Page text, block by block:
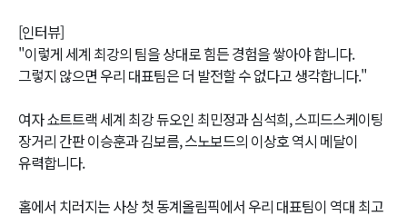
[인터뷰]
"이렇게 세계 최강의 팀을 상대로 힘든 경험을 쌓아야 합니다.
그렇지 않으면 우리 대표팀은 더 발전할 수 없다고 생각합니다."
여자 쇼트트랙 세계 최강 듀오인 최민정과 심석희, 스피드스케이팅
장거리 간판 이승훈과 김보름, 스노보드의 이상호 역시 메달이
유력합니다.
홈에서 치러지는 사상 첫 동계올림픽에서 우리 대표팀이 역대 최고